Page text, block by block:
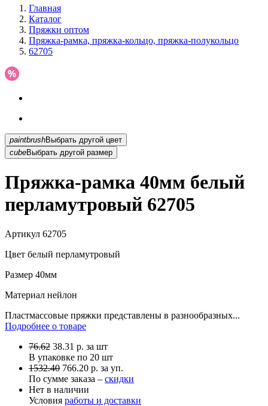
Главная
Каталог
Пряжки оптом
Пряжка-рамка, пряжка-кольцо, пряжка-полукольцо
62705
paintbrush
Выбрать другой цвет
cubeВыбрать другой размер
Пряжка-рамка 40мм белый
перламутровый 62705
Артикул 62705
Цвет белый перламутровый
Размер 40мм
Материал нейлон
Пластмассовые пряжки представлены в разнообразных...
Подробнее о товаре
76.62 38.31 р. за шт
В упаковке по 20 шт
1532.40 766.20 р. за уп.
По сумме заказа – скидки
Нет в наличии
Условия работы и доставки